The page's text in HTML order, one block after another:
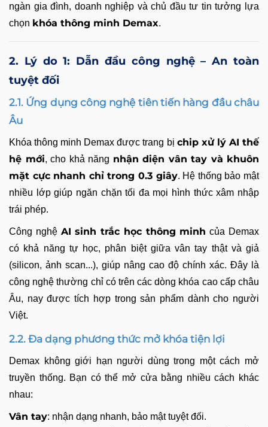
ngàn gia đình, doanh nghiệp và chủ đầu tư tin tưởng lựa
chọn khóa thông minh Demax.
2. Lý do 1: Dẫn đầu công nghệ – An toàn
tuyệt đối
2.1. Ứng dụng công nghệ tiên tiến hàng đầu châu
Âu
Khóa thông minh Demax được trang bị chip xử lý AI thế
hệ mới, cho khả năng nhận diện vân tay và khuôn
mặt cực nhanh chỉ trong 0.3 giây. Hệ thống bảo mật
nhiều lớp giúp ngăn chặn tối đa mọi hình thức xâm nhập
trái phép.
Công nghệ AI sinh trắc học thông minh của Demax
có khả năng tự học, phân biệt giữa vân tay thật và giả
(silicon, ảnh scan...), giúp nâng cao độ chính xác. Đây là
công nghệ thường chỉ có trên các dòng khóa cao cấp châu
Âu, nay được tích hợp trong sản phẩm dành cho người
Việt.
2.2. Đa dạng phương thức mở khóa tiện lợi
Demax không giới hạn người dùng trong một cách mở
truyền thống. Bạn có thể mở cửa bằng nhiều cách khác
nhau:
Vân tay: nhận dạng nhanh, bảo mật tuyệt đối.